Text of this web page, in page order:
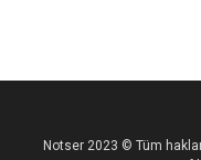
Notser 2023 © Tüm